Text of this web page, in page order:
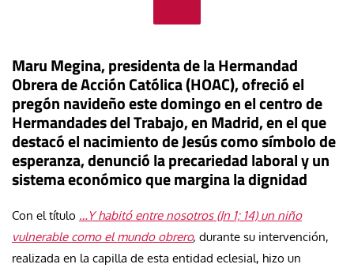
Maru Megina, presidenta de la Hermandad
Obrera de Acción Católica (HOAC), ofreció el
pregón navideño este domingo en el centro de
Hermandades del Trabajo, en Madrid, en el que
destacó el nacimiento de Jesús como símbolo de
esperanza, denunció la precariedad laboral y un
sistema económico que margina la dignidad
Con el título …Y habitó entre nosotros (Jn 1; 14) un niño
vulnerable como el mundo obrero, durante su intervención,
realizada en la capilla de esta entidad eclesial, hizo un